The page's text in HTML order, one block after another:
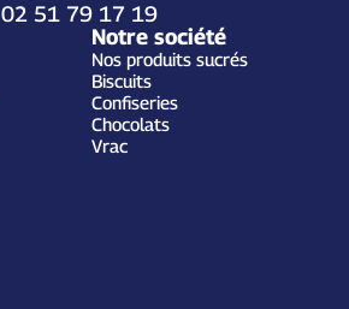
02 51 79 17 19
Notre société
Nos produits sucrés
Biscuits
Confiseries
Chocolats
Vrac